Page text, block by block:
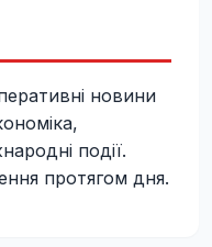
новини
події.
протягом дня.